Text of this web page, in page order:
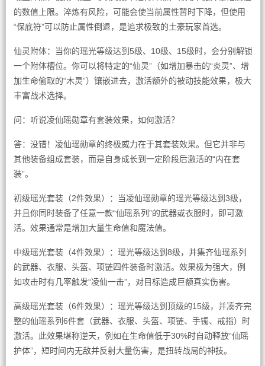
的数值上限。淬炼有风险，可能会使当前属性暂时下降，但使用
“保底符”可以防止属性倒退，是追求极致的土豪玩家首选。
仙灵附体：当你的瑶光等级达到5级、10级、15级时，会分别解锁
一个附体槽位。你可以将特定的“仙灵”（如增加暴击的“炎灵”、增
加生命偷取的“木灵”）镶嵌进去，激活额外的被动技能效果，极大
丰富战术选择。
问：听说凌仙瑶勋章有套装效果，如何激活？
答：没错！凌仙瑶勋章的终极威力在于其套装效果。但它并非与
其他装备组成套装，而是自身成长到一定阶段后激活的“内在套
装”。
初级瑶光套装（2件效果）：当凌仙瑶勋章的瑶光等级达到3级，
并且你同时装备了任意一款“仙瑶系列”的武器或衣服时，即可激
活。效果通常是增加大量生命值和魔法值。
中级瑶光套装（4件效果）：瑶光等级达到8级，并集齐仙瑶系列
的武器、衣服、头盔、项链四件装备时激活。效果极为强大，例
如攻击时有几率触发“凌仙一击”，对目标造成巨额真实伤害。
高级瑶光套装（6件效果）：瑶光等级达到顶级的15级，并凑齐完
整的仙瑶系列6件套（武器、衣服、头盔、项链、手镯、戒指）时
激活。此效果堪称逆天，例如在生命值低于30%时自动释放“仙瑶
护体”，短时间内无敌并反射大量伤害，是扭转战局的神技。